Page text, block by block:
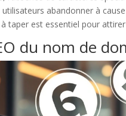
abandonner à
taper est essentiel pour
du nom de